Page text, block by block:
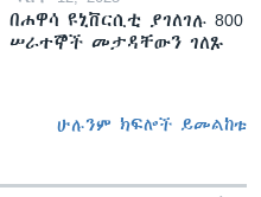
በሐዋሳ ዩኒቨርሲቲ ያገለገሉ 800
ሠራተኞች መታዳቸውን ገለጹ
ሁሉንም ክፍሎች ይመልከቱ